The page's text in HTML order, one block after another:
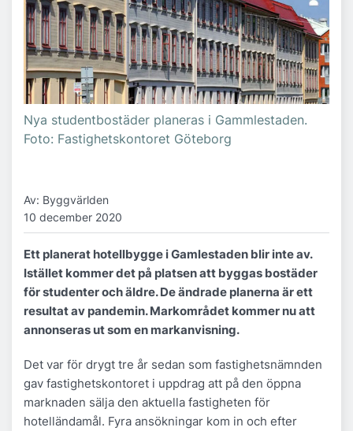
Nya studentbostäder planeras i Gammlestaden.
Foto: Fastighetskontoret Göteborg
Av: Byggvärlden
10 december 2020
Ett planerat hotellbygge i Gamlestaden blir inte av.
Istället kommer det på platsen att byggas bostäder
för studenter och äldre. De ändrade planerna är ett
resultat av pandemin. Markområdet kommer nu att
annonseras ut som en markanvisning.
Det var för drygt tre år sedan som fastighetsnämnden
gav fastighetskontoret i uppdrag att på den öppna
marknaden sälja den aktuella fastigheten för
hotelländamål. Fyra ansökningar kom in och efter